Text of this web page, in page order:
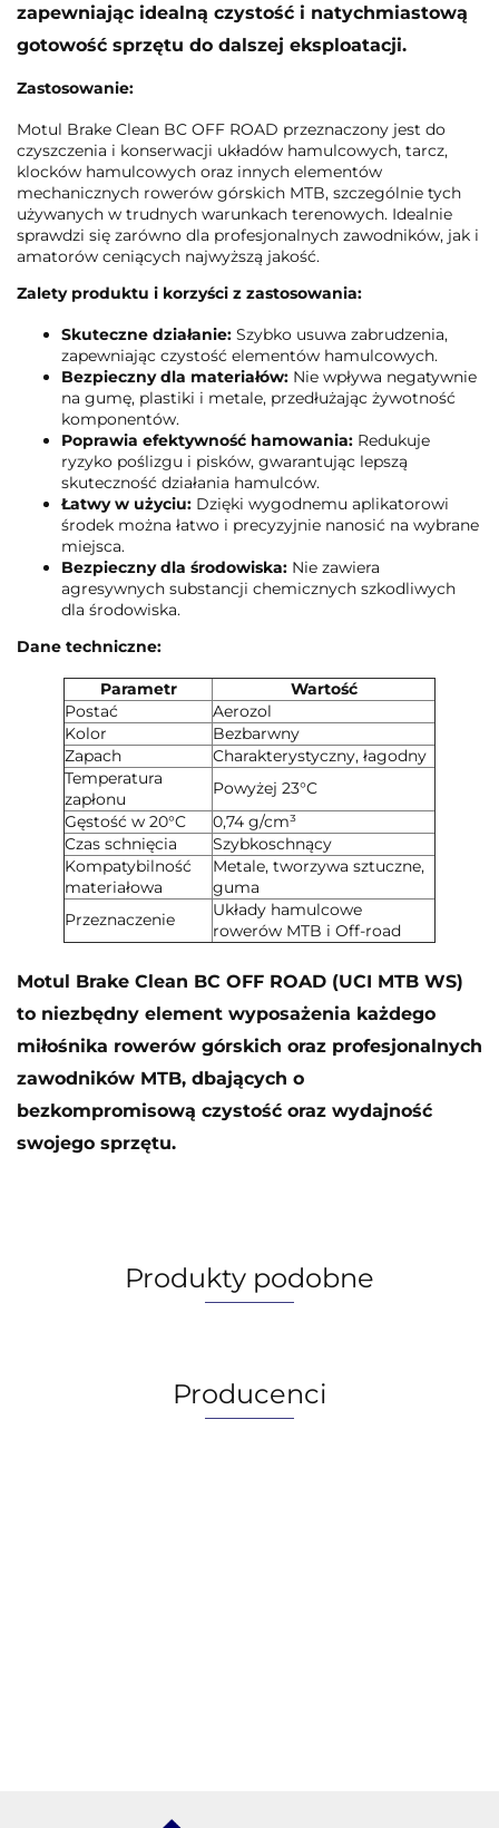
zapewniając idealną czystość i natychmiastową
gotowość sprzętu do dalszej eksploatacji.
Zastosowanie:
Motul Brake Clean BC OFF ROAD przeznaczony jest do
czyszczenia i konserwacji układów hamulcowych, tarcz,
klocków hamulcowych oraz innych elementów
mechanicznych rowerów górskich MTB, szczególnie tych
używanych w trudnych warunkach terenowych. Idealnie
sprawdzi się zarówno dla profesjonalnych zawodników, jak i
amatorów ceniących najwyższą jakość.
Zalety produktu i korzyści z zastosowania:
Skuteczne działanie: Szybko usuwa zabrudzenia,
zapewniając czystość elementów hamulcowych.
Bezpieczny dla materiałów: Nie wpływa negatywnie
na gumę, plastiki i metale, przedłużając żywotność
komponentów.
Poprawia efektywność hamowania: Redukuje
ryzyko poślizgu i pisków, gwarantując lepszą
skuteczność działania hamulców.
Łatwy w użyciu: Dzięki wygodnemu aplikatorowi
środek można łatwo i precyzyjnie nanosić na wybrane
miejsca.
Bezpieczny dla środowiska: Nie zawiera
agresywnych substancji chemicznych szkodliwych
dla środowiska.
Dane techniczne:
Parametr
Wartość
Postać
Aerozol
Kolor
Bezbarwny
Zapach
Charakterystyczny, łagodny
Temperatura
zapłonu
Powyżej 23°C
Gęstość w 20°C
0,74 g/cm³
Czas schnięcia
Szybkoschnący
Kompatybilność
materiałowa
Metale, tworzywa sztuczne,
guma
Przeznaczenie
Układy hamulcowe
rowerów MTB i Off-road
Motul Brake Clean BC OFF ROAD (UCI MTB WS)
to niezbędny element wyposażenia każdego
miłośnika rowerów górskich oraz profesjonalnych
zawodników MTB, dbających o
bezkompromisową czystość oraz wydajność
swojego sprzętu.
Produkty podobne
Producenci